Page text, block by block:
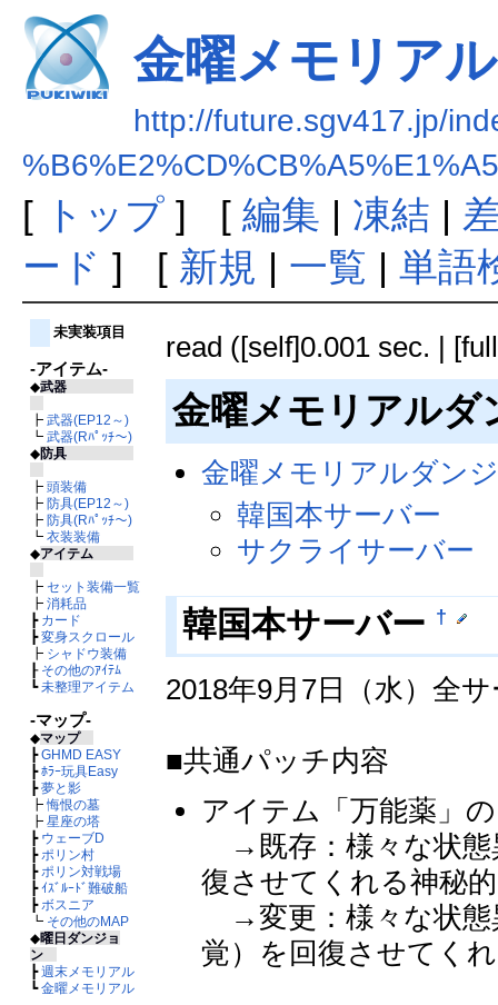
金曜メモリアル
http://future.sgv417.jp/
[ トップ] [ 編集 | 凍結 |
ード ] [ 新規 | 一覧 | 単語
未実装項目
-アイテム-
◆武器
┣ 武器(EP12～)
┗ 武器(Rﾊﾟｯﾁ～)
◆防具
┣ 頭装備
┣ 防具(EP12～)
┣ 防具(Rﾊﾟｯﾁ～)
┗ 衣装装備
◆アイテム
┣ セット装備一覧
┣ 消耗品
┣ カード
┣変身スクロール
┣ シャドウ装備
┠ その他のｱｲﾃﾑ
┗未整理アイテム
-マップ-
◆マップ
┣GHMD EASY
┣ﾎﾗｰ玩具Easy
┣夢と影
┣ 悔恨の墓
┣ 星座の塔
┣ ウェーブD
┣ ポリン村
┣ ポリン対戦場
┣ｲｽﾞﾙｰﾄﾞ難破船
┣ ボスニア
┗ その他のMAP
◆曜日ダンジョ
ン
┣週末メモリアル
┗金曜メモリアル
read ([self]0.001 sec. |
金曜メモリアル
金曜メモリアルダン
韓国本サーバー
サクライサーバー
韓国本サーバー †
2018年9月7日（水）全
■共通パッチ内容
アイテム「万能薬」
→既存：様々な状態
復させてくれる神秘
→変更：様々な状態
覚）を回復させてく